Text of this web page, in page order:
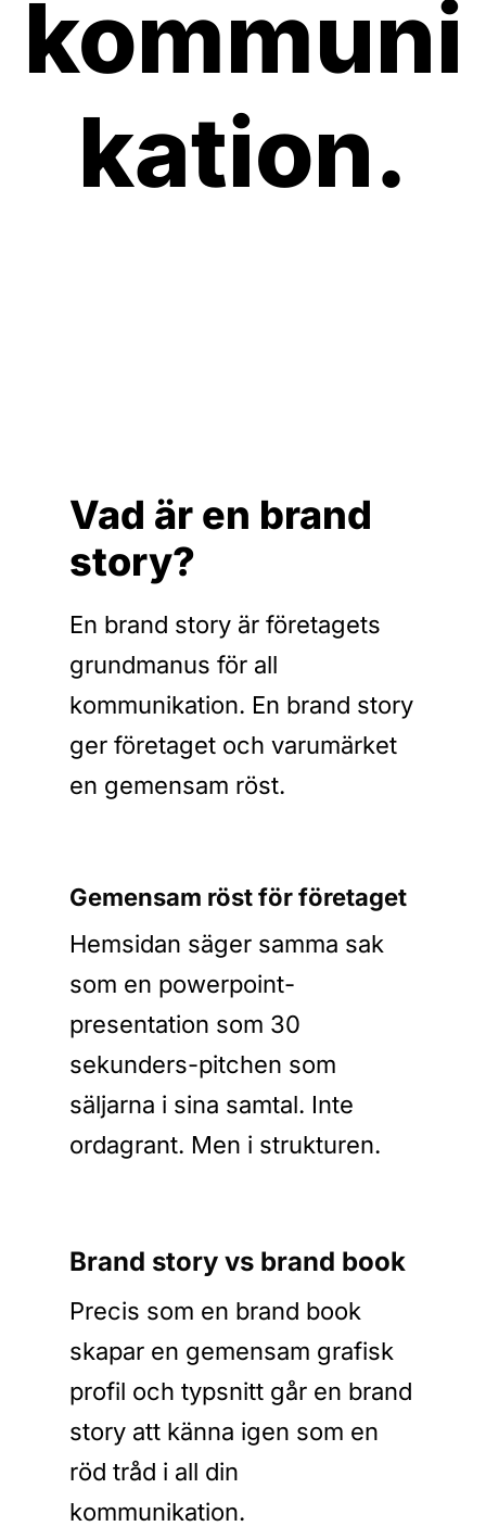
kommuni
kation.
Vad är en brand
story?
En brand story är företagets
grundmanus för all
kommunikation. En brand story
ger företaget och varumärket
en gemensam röst.
Gemensam röst för företaget
Hemsidan säger samma sak
som en powerpoint-
presentation som 30
sekunders-pitchen som
säljarna i sina samtal. Inte
ordagrant. Men i strukturen.
Brand story vs brand book
Precis som en brand book
skapar en gemensam grafisk
profil och typsnitt går en brand
story att känna igen som en
röd tråd i all din
kommunikation.